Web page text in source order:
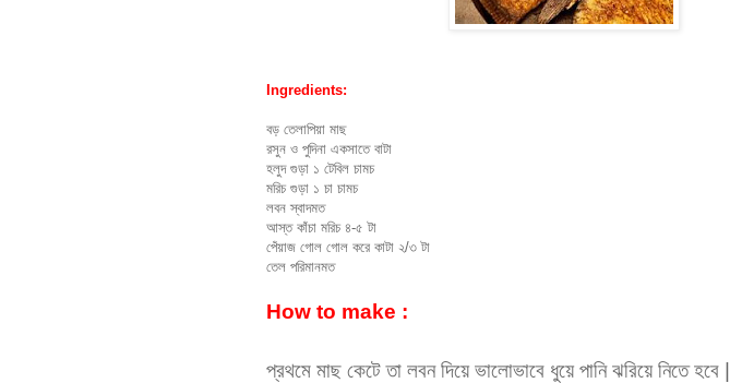
Ingredients:
বড় তেলাপিয়া মাছ
রসুন ও পুদিনা একসাতে বাটা
হলুদ গুড়া ১ টেবিল চামচ
মরিচ গুড়া ১ চা চামচ
লবন স্বাদমত
আস্ত কাঁচা মরিচ ৪-৫ টা
পেঁয়াজ গোল গোল করে কাটা ২/৩ টা
তেল পরিমানমত
How to make :
প্রথমে মাছ কেটে তা লবন দিয়ে ভালোভাবে ধুয়ে পানি ঝরিয়ে নিতে হবে |